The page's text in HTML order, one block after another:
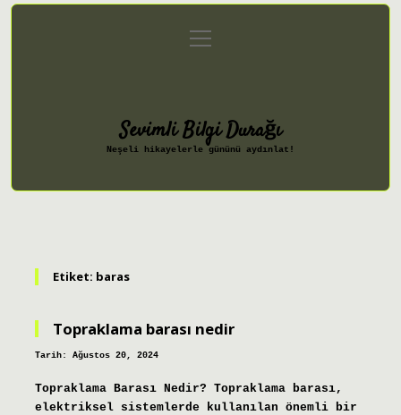
Gizlilik Politikası
menüyü
aç
Sevimli Bilgi Durağı
Neşeli hikayelerle gününü aydınlat!
Etiket: baras
Topraklama barası nedir
Tarih: Ağustos 20, 2024
Topraklama Barası Nedir? Topraklama barası,
elektriksel sistemlerde kullanılan önemli bir